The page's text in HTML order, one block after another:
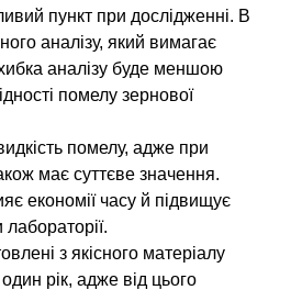
пункт при дослідженні. В
аналізу, який вимагає
аналізу буде меншою
помелу зернової
помелу, адже при
має суттєве значення.
економії часу й підвищує
з якісного матеріалу
рік, адже від цього